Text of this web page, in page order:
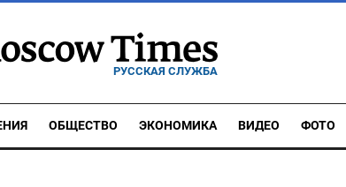
РУССКАЯ СЛУЖБА
ОБЩЕСТВО ЭКОНОМИКА ВИДЕО ФОТО